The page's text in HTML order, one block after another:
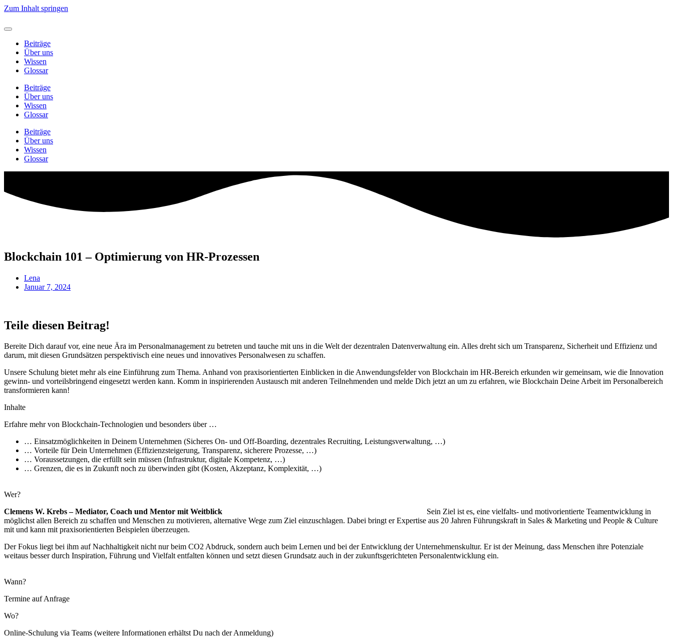
Zum Inhalt springen
Beiträge
Über uns
Wissen
Glossar
Beiträge
Über uns
Wissen
Glossar
Beiträge
Über uns
Wissen
Glossar
Blockchain 101 – Optimierung von HR-Prozessen
Lena
Januar 7, 2024
Teile diesen Beitrag!
Bereite Dich darauf vor, eine neue Ära im Personalmanagement zu betreten und tauche mit uns in die Welt der dezentralen Datenverwaltung ein. Alles dreht sich um Transparenz, Sicherheit und Effizienz und
darum, mit diesen Grundsätzen perspektivisch eine neues und innovatives Personalwesen zu schaffen.
Unsere Schulung bietet mehr als eine Einführung zum Thema. Anhand von praxisorientierten Einblicken in die Anwendungsfelder von Blockchain im HR-Bereich erkunden wir gemeinsam, wie die Innovation
gewinn- und vorteilsbringend eingesetzt werden kann. Komm in inspirierenden Austausch mit anderen Teilnehmenden und melde Dich jetzt an um zu erfahren, wie Blockchain Deine Arbeit im Personalbereich
transformieren kann!
Inhalte
Erfahre mehr von Blockchain-Technologien und besonders über …
… Einsatzmöglichkeiten in Deinem Unternehmen (Sicheres On- und Off-Boarding, dezentrales Recruiting, Leistungsverwaltung, …)
… Vorteile für Dein Unternehmen (Effizienzsteigerung, Transparenz, sicherere Prozesse, …)
… Voraussetzungen, die erfüllt sein müssen (Infrastruktur, digitale Kompetenz, …)
… Grenzen, die es in Zukunft noch zu überwinden gibt (Kosten, Akzeptanz, Komplexität, …)
Wer?
Clemens W. Krebs – Mediator, Coach und Mentor mit Weitblick Sein Ziel ist es, eine vielfalts- und motivorientierte Teamentwicklung in
möglichst allen Bereich zu schaffen und Menschen zu motivieren, alternative Wege zum Ziel einzuschlagen. Dabei bringt er Expertise aus 20 Jahren Führungskraft in Sales & Marketing und People & Culture
mit und kann mit praxisorientierten Beispielen überzeugen.
Der Fokus liegt bei ihm auf Nachhaltigkeit nicht nur beim CO2 Abdruck, sondern auch beim Lernen und bei der Entwicklung der Unternehmenskultur. Er ist der Meinung, dass Menschen ihre Potenziale
weitaus besser durch Inspiration, Führung und Vielfalt entfalten können und setzt diesen Grundsatz auch in der zukunftsgerichteten Personalentwicklung ein.
Wann?
Termine auf Anfrage
Wo?
Online-Schulung via Teams (weitere Informationen erhältst Du nach der Anmeldung)